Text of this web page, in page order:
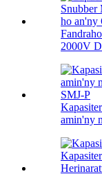
2000V
amin'ny